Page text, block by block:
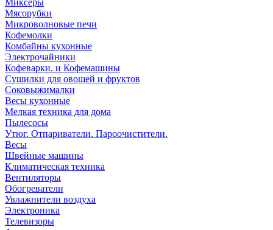
Миксеры
Мясорубки
Микроволновые печи
Кофемолки
Комбайны кухонные
Электрочайники
Кофеварки. и Кофемашины
Сушилки для овощей и фруктов
Соковыжималки
Весы кухонные
Мелкая техника для дома
Пылесосы
Утюг. Отпариватели. Пароочистители.
Весы
Швейные машины
Климатическая техника
Вентиляторы
Обогреватели
Увлажнители воздуха
Электроника
Телевизоры